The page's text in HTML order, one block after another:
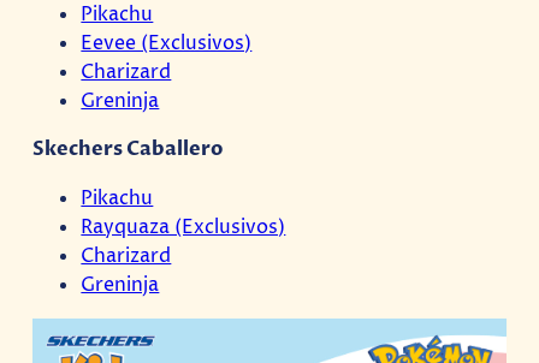
Pikachu
Eevee (Exclusivos)
Charizard
Greninja
Skechers Caballero
Pikachu
Rayquaza (Exclusivos)
Charizard
Greninja